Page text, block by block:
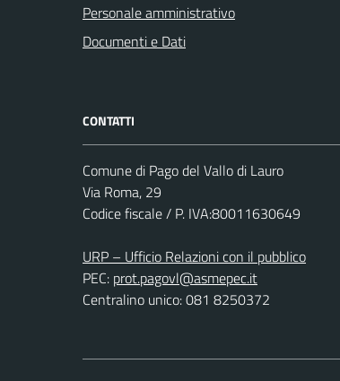
Personale amministrativo
Documenti e Dati
CONTATTI
Comune di Pago del Vallo di Lauro
Via Roma, 29
Codice fiscale / P. IVA:80011630649
URP – Ufficio Relazioni con il pubblico
PEC: prot.pagovl@asmepec.it
Centralino unico: 081 8250372